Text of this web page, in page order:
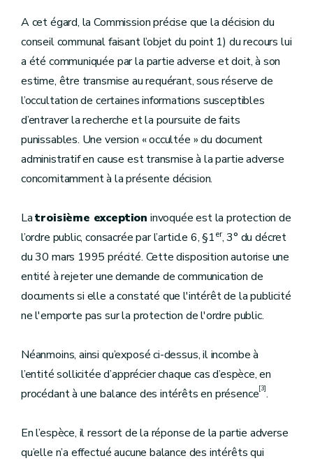
A cet égard, la Commission précise que la décision du
conseil communal faisant l’objet du point 1) du recours lui
a été communiquée par la partie adverse et doit, à son
estime, être transmise au requérant, sous réserve de
l’occultation de certaines informations susceptibles
d’entraver la recherche et la poursuite de faits
punissables. Une version « occultée » du document
administratif en cause est transmise à la partie adverse
concomitamment à la présente décision.
Latroisième exception invoquée est la protection de
l’ordre public, consacrée par l’article 6, §1er, 3° du décret
du 30 mars 1995 précité. Cette disposition autorise une
entité à rejeter une demande de communication de
documents si elle a constaté que l'intérêt de la publicité
ne l'emporte pas sur la protection de l'ordre public.
Néanmoins, ainsi qu’exposé ci-dessus, il incombe à
l’entité sollicitée d’apprécier chaque cas d’espèce, en
procédant à une balance des intérêts en présence[3].
En l’espèce, il ressort de la réponse de la partie adverse
qu’elle n’a effectué aucune balance des intérêts qui